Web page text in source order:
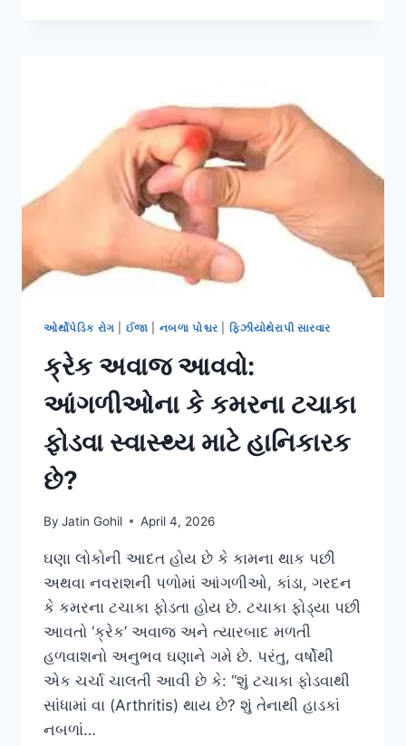
પ્રોસેસ
વિશે.
ઓર્થોપેડિક રોગ ઈજા નબળા પોશ્ચર ફિઝીયોથેરાપી સારવાર
ક્રેક અવાજ આવવો:
આંગળીઓના કે કમરના ટચાકા
ફોડવા સ્વાસ્થ્ય માટે હાનિકારક
છે?
By Jatin Gohil April 4, 2026
ઘણા લોકોની આદત હોય છે કે કામના થાક પછી
અથવા નવરાશની પળોમાં આંગળીઓ, કાંડા, ગરદન
કે કમરના ટચાકા ફોડતા હોય છે. ટચાકા ફોડ્યા પછી
આવતો ‘ક્રેક’ અવાજ અને ત્યારબાદ મળતી
હળવાશનો અનુભવ ઘણાને ગમે છે. પરંતુ, વર્ષોથી
એક ચર્ચા ચાલતી આવી છે કે: “શું ટચાકા ફોડવાથી
સાંધામાં વા (Arthritis) થાય છે? શું તેનાથી હાડકાં
નબળાં…